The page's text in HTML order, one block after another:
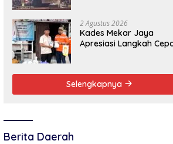
2 Agustus 2026
Kades Mekar Jaya
Apresiasi Langkah
Selengkapnya
Berita Daerah